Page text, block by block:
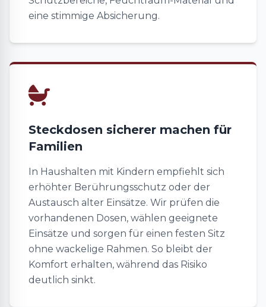
eine stimmige Absicherung.
Steckdosen sicherer machen für
Familien
In Haushalten mit Kindern empfiehlt sich
erhöhter Berührungsschutz oder der
Austausch alter Einsätze. Wir prüfen die
vorhandenen Dosen, wählen geeignete
Einsätze und sorgen für einen festen Sitz
ohne wackelige Rahmen. So bleibt der
Komfort erhalten, während das Risiko
deutlich sinkt.